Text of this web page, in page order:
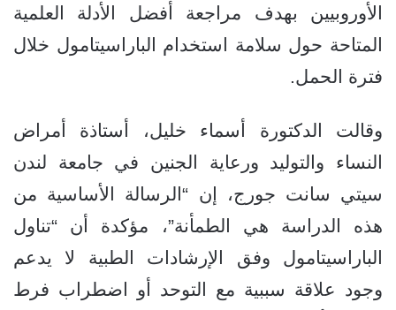
الأوروبيين بهدف مراجعة أفضل الأدلة العلمية
المتاحة حول سلامة استخدام الباراسيتامول خلال
فترة الحمل.
وقالت الدكتورة أسماء خليل، أستاذة أمراض
النساء والتوليد ورعاية الجنين في جامعة لندن
سيتي سانت جورج، إن “الرسالة الأساسية من
هذه الدراسة هي الطمأنة”، مؤكدة أن “تناول
الباراسيتامول وفق الإرشادات الطبية لا يدعم
وجود علاقة سببية مع التوحد أو اضطراب فرط